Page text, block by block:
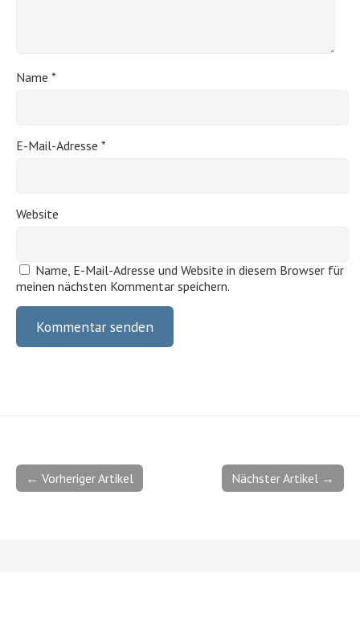
Name *
E-Mail-Adresse *
Website
Name, E-Mail-Adresse und Website in diesem Browser für
meinen nächsten Kommentar speichern.
Nächster Artikel →
← Vorheriger Artikel